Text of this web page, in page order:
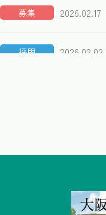
募集 2026.02.17
採用 2026.02.02
2026.01.06